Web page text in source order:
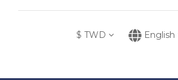
$ TWD English